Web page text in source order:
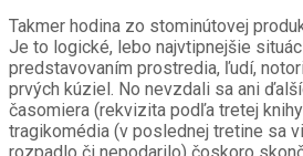
Takmer hodina zo stominútovej
Je to logické, lebo najvtipnejšie
predstavovaním prostredia, ľudí,
prvých kúziel. No nevzdali sa ani
časomiera (rekvizita podľa tretej
tragikomédia (v poslednej tretine sa